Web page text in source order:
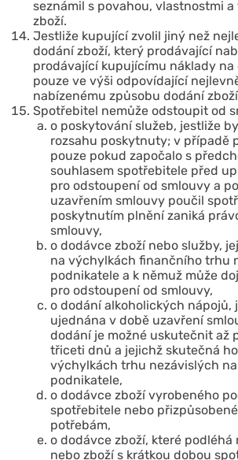
seznámil s povahou, vlastnostmi
zboží.
Jestliže kupující zvolil jiný než
dodání zboží, který prodávající
prodávající kupujícímu náklady na
pouze ve výši odpovídající
nabízenému způsobu dodání
Spotřebitel nemůže odstoupit od
o poskytování služeb, jestliže
rozsahu poskytnuty; v případě
pouze pokud započalo s
souhlasem spotřebitele před
pro odstoupení od smlouvy a
uzavřením smlouvy poučil
poskytnutím plnění zaniká
smlouvy,
o dodávce zboží nebo služby,
na výchylkách finančního trhu
podnikatele a k němuž může
pro odstoupení od smlouvy,
o dodání alkoholických nápojů,
ujednána v době uzavření
dodání je možné uskutečnit až
třiceti dnů a jejichž skutečná
výchylkách trhu nezávislých
podnikatele,
o dodávce zboží vyrobeného
spotřebitele nebo
potřebám,
o dodávce zboží, které podléhá
nebo zboží s krátkou dobou